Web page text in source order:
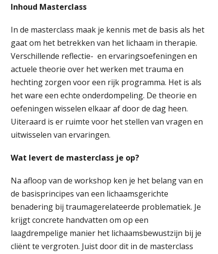
Inhoud Masterclass
In de masterclass maak je kennis met de basis als het
gaat om het betrekken van het lichaam in therapie.
Verschillende reflectie- en ervaringsoefeningen en
actuele theorie over het werken met trauma en
hechting zorgen voor een rijk programma. Het is als
het ware een echte onderdompeling. De theorie en
oefeningen wisselen elkaar af door de dag heen.
Uiteraard is er ruimte voor het stellen van vragen en
uitwisselen van ervaringen.
Wat levert de masterclass je op?
Na afloop van de workshop ken je het belang van en
de basisprincipes van een lichaamsgerichte
benadering bij traumagerelateerde problematiek. Je
krijgt concrete handvatten om op een
laagdrempelige manier het lichaamsbewustzijn bij je
cliënt te vergroten. Juist door dit in de masterclass